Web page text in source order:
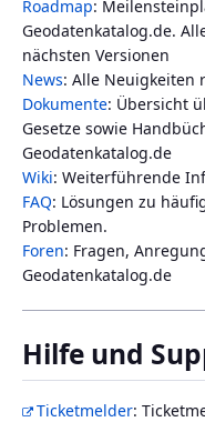
Roadmap:
Geodatenkatalog.de.
nächsten Versionen
News: Alle Neuigkeiten
Dokumente: Übersicht
Gesetze sowie
Geodatenkatalog.de
Wiki: Weiterführende
FAQ: Lösungen zu
Problemen.
Foren: Fragen,
Geodatenkatalog.de
Hilfe und
Ticketmelder: